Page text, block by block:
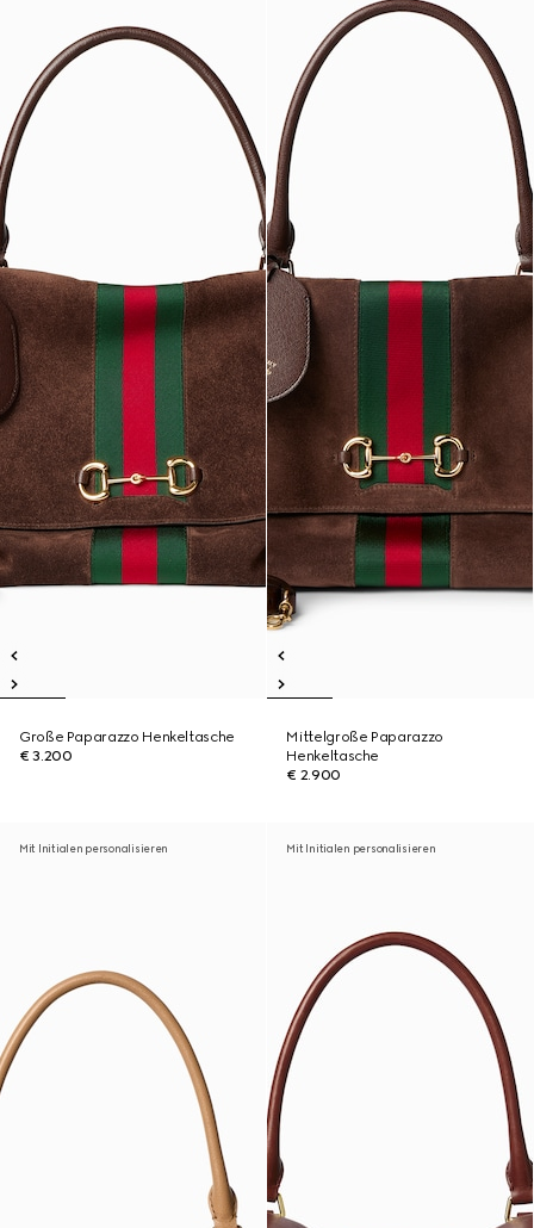
Große Paparazzo Henkeltasche
€ 3.200
Mittelgroße Paparazzo
Henkeltasche
€ 2.900
Mit Initialen personalisieren Mit Initialen personalisieren